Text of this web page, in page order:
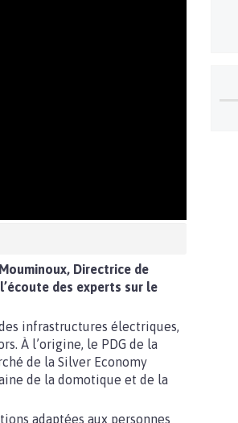
Directrice de
des experts sur le
infrastructures électriques,
À l’origine, le PDG de la
de la Silver Economy
de la domotique et de la
adaptées aux personnes